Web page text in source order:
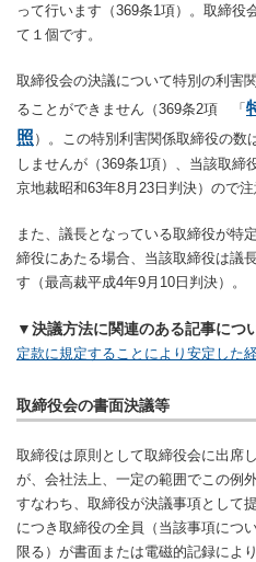
って行います（369条1項）。取締役
て１個です。
取締役会の決議について特別の利害
ることができません（369条2項 「
照 ）。この特別利害関係取締役の数
しませんが（369条1項）、当該取締
京地裁昭和63年8月23日判決）ので注
また、議長となっている取締役が特
締役にあたる場合、当該取締役は議
す（最高裁平成4年9月10日判決）。
▼決議方法に関連のある記事につ
定款に規定することにより安定した
取締役会の書面決議等
取締役は原則として取締役会に出席
が、会社法上、一定の範囲でこの例
すなわち、取締役が決議事項として
につき取締役の全員（当該事項につ
限る）が書面または電磁的記録によ